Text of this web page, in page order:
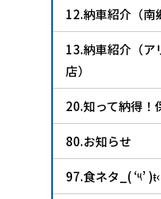
12.納車紹介（南
13.納車紹介（ア
店）
20.知って納得！
80.お知らせ
97.食ネタ_( ‘༥’